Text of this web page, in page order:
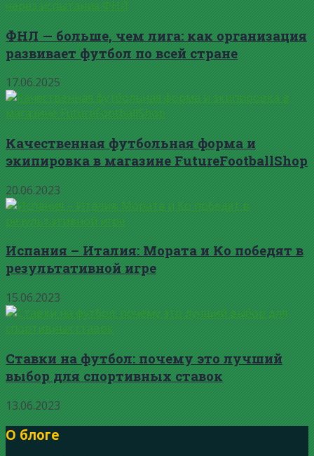
ФНЛ — больше, чем лига: как организация
развивает футбол по всей стране
17.06.2025
Качественная футбольная форма и
экипировка в магазине FutureFootballShop
20.06.2023
Испания – Италия: Мората и Ко победят в
результативной игре
15.06.2023
Ставки на футбол: почему это лучший
выбор для спортивных ставок
13.06.2023
О блоге